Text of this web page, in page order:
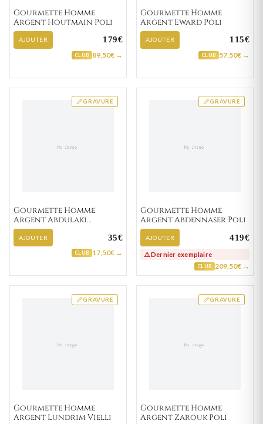
Gourmette Homme
Argent Houtmain Poli
AJOUTER 179€
CLUB 89,50€ →
Gourmette Homme
Argent Eward Poli
AJOUTER 115€
CLUB 57,50€ →
GRAVURE
Gourmette Homme
Argent Abdulaki
Largeur 13+15mm
AJOUTER 35€
CLUB 17,50€ →
GRAVURE
Gourmette Homme
Argent Abdennaser Poli
AJOUTER 419€
⚠️ Dernier exemplaire
CLUB 209,50€ →
GRAVURE
Gourmette Homme
Argent Lundrim Vielli
GRAVURE
Gourmette Homme
Argent Zarouk Poli